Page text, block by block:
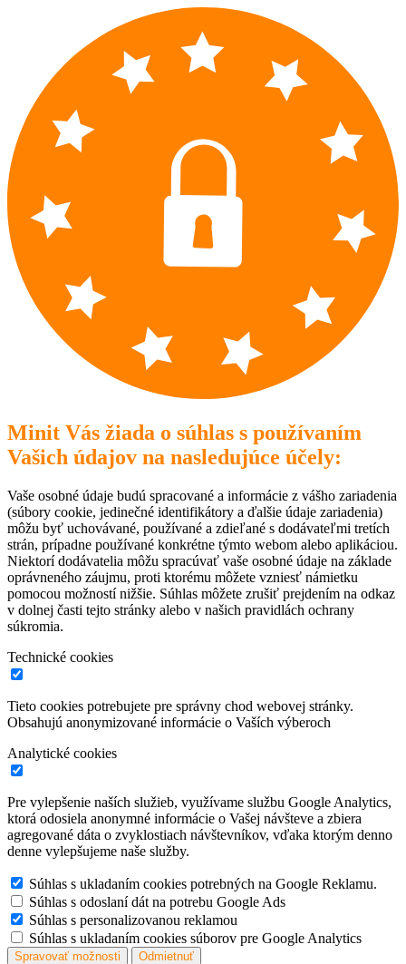
Minit Vás žiada o súhlas s používaním
Vašich údajov na nasledujúce účely:
Vaše osobné údaje budú spracované a informácie z vášho zariadenia
(súbory cookie, jedinečné identifikátory a ďalšie údaje zariadenia)
môžu byť uchovávané, používané a zdieľané s dodávateľmi tretích
strán, prípadne používané konkrétne týmto webom alebo aplikáciou.
Niektorí dodávatelia môžu spracúvať vaše osobné údaje na základe
oprávneného záujmu, proti ktorému môžete vzniesť námietku
pomocou možností nižšie. Súhlas môžete zrušiť prejdením na odkaz
v dolnej časti tejto stránky alebo v našich pravidlách ochrany
súkromia.
Technické cookies
Tieto cookies potrebujete pre správny chod webovej stránky.
Obsahujú anonymizované informácie o Vaších výberoch
Analytické cookies
Pre vylepšenie naších služieb, využívame službu Google Analytics,
ktorá odosiela anonymné informácie o Vašej návšteve a zbiera
agregované dáta o zvyklostiach návštevníkov, vďaka ktorým denno
denne vylepšujeme naše služby.
Súhlas s ukladaním cookies potrebných na Google Reklamu.
Súhlas s odoslaní dát na potrebu Google Ads
Súhlas s personalizovanou reklamou
Súhlas s ukladaním cookies súborov pre Google Analytics
Spravovať možnosti
Odmietnuť